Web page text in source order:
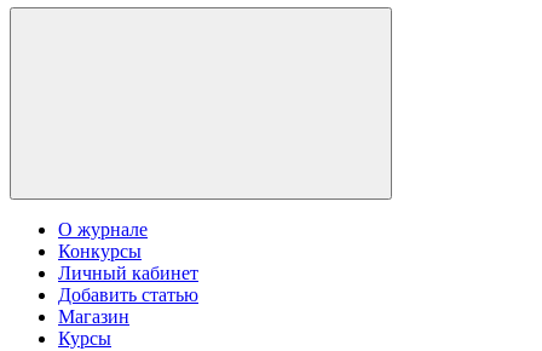
О журнале
Конкурсы
Личный кабинет
Добавить статью
Магазин
Курсы